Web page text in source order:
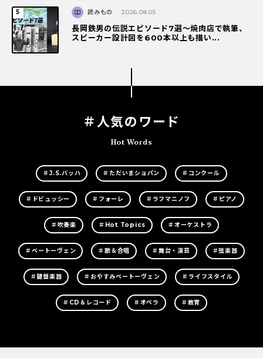
読みもの 2026.08.05
長岡鉄男の伝説エピソード7選〜焼肉店で執筆、
スピーカー設計図を600本以上も描い...
＃人気のワード
Hot Words
＃J.S.バッハ ＃ただいまショパン ＃コンクール
＃ドビュッシー ＃フォーレ ＃ラフマニノフ ＃ピアノ
＃吹奏楽 ＃Hot Topics ＃オーケストラ
＃ベートーヴェン ＃歌＆合唱 ＃舞台・演芸 ＃弦楽器
＃鍵盤楽器 ＃おやすみベートーヴェン ＃ライフスタイル
＃CD＆レコード ＃オペラ ＃教育